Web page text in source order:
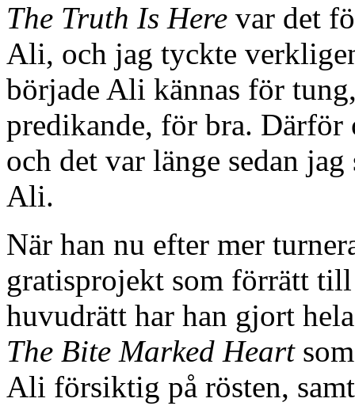
The Truth Is Here var det
Ali, och jag tyckte
började Ali kännas för
predikande, för bra.
och det var länge sedan
Ali.
När han nu efter mer
gratisprojekt som förrätt
huvudrätt har han gjort
The Bite Marked Heart
Ali försiktig på rösten,